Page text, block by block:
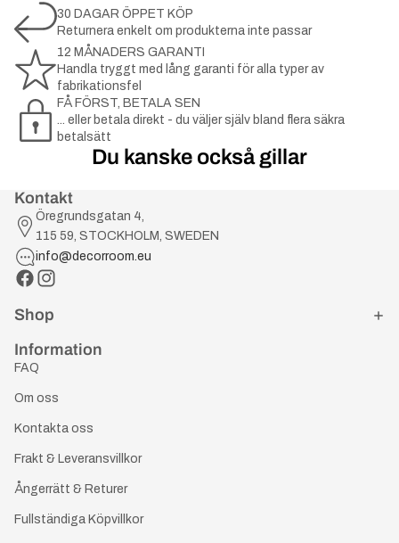
30 DAGAR ÖPPET KÖP
Returnera enkelt om produkterna inte passar
12 MÅNADERS GARANTI
Handla tryggt med lång garanti för alla typer av
fabrikationsfel
FÅ FÖRST, BETALA SEN
... eller betala direkt - du väljer själv bland flera säkra
betalsätt
Du kanske också gillar
Kontakt
Öregrundsgatan 4,
115 59, STOCKHOLM, SWEDEN
info@decorroom.eu
Shop
Information
FAQ
Om oss
Kontakta oss
Frakt & Leveransvillkor
Ångerrätt & Returer
Fullständiga Köpvillkor